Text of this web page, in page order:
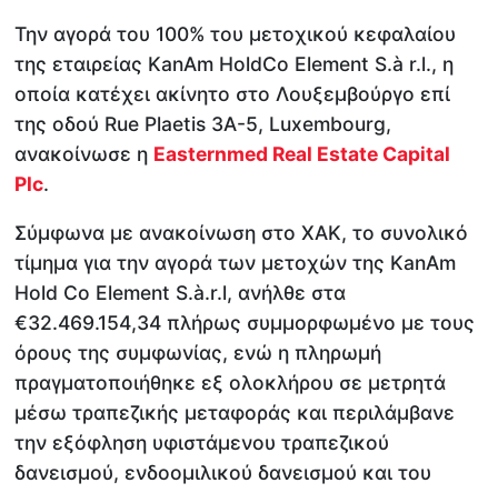
Την αγορά του 100% του μετοχικού κεφαλαίου
της εταιρείας KanAm HoldCo Element S.à r.l., η
οποία κατέχει ακίνητο στο Λουξεμβούργο επί
της οδού Rue Plaetis 3A-5, Luxembourg,
ανακοίνωσε η Easternmed Real Estate Capital
Plc.
Σύμφωνα με ανακοίνωση στο ΧΑΚ, το συνολικό
τίμημα για την αγορά των μετοχών της KanAm
Hold Co Element S.à.r.l, ανήλθε στα
€32.469.154,34 πλήρως συμμορφωμένο με τους
όρους της συμφωνίας, ενώ η πληρωμή
πραγματοποιήθηκε εξ ολοκλήρου σε μετρητά
μέσω τραπεζικής μεταφοράς και περιλάμβανε
την εξόφληση υφιστάμενου τραπεζικού
δανεισμού, ενδοομιλικού δανεισμού και του